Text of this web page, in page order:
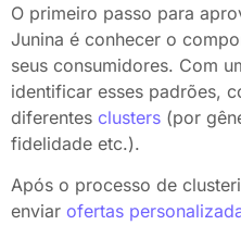
O primeiro passo para
Junina é conhecer o
seus consumidores. Com
identificar esses padrões,
diferentes clusters (por
fidelidade etc.).
Após o processo de
enviar ofertas